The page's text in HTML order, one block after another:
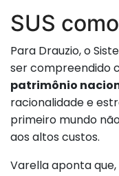
SUS
Para Drauzio, o
ser compreendido
patrimônio
racionalidade e
primeiro mundo
aos altos custos.
Varella aponta